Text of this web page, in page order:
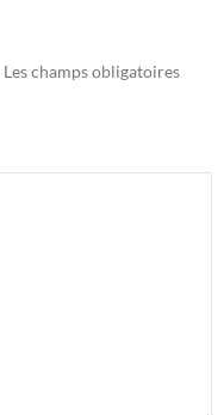
Les champs obligatoires